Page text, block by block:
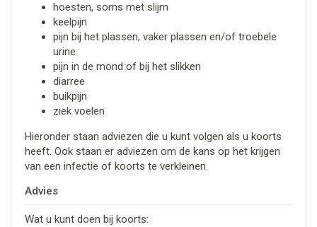
hoesten, soms met slijm
keelpijn
pijn bij het plassen, vaker plassen en/of troebele
urine
pijn in de mond of bij het slikken
diarree
buikpijn
ziek voelen
Hieronder staan adviezen die u kunt volgen als u koorts
heeft. Ook staan er adviezen om de kans op het krijgen
van een infectie of koorts te verkleinen.
Advies
Wat u kunt doen bij koorts: